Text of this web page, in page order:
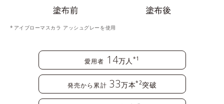
アイブローマスカラ アッシュグレーを使用
愛用者 14万人 *1
発売から累計 33万本*2突破